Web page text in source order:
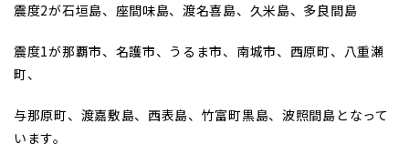
震度2が石垣島、座間味島、渡名喜島、久米島、多良間島
震度1が那覇市、名護市、うるま市、南城市、西原町、八重瀬
町、
与那原町、渡嘉敷島、西表島、竹富町黒島、波照間島となって
います。